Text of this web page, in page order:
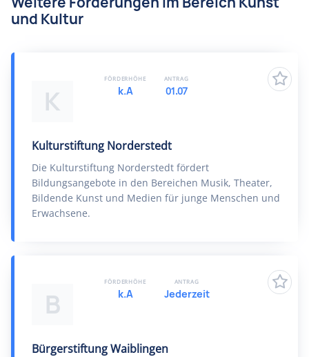
und Kultur
K
Kulturstiftung Norderstedt
Die Kulturstiftung Norderstedt fördert
Bildungsangebote in den Bereichen Musik, Theater,
Bildende Kunst und Medien für junge Menschen und
Erwachsene.
FÖRDERHÖHE
k.A
ANTRAG
01.07
B
Bürgerstiftung Waiblingen
FÖRDERHÖHE
k.A
ANTRAG
Jederzeit